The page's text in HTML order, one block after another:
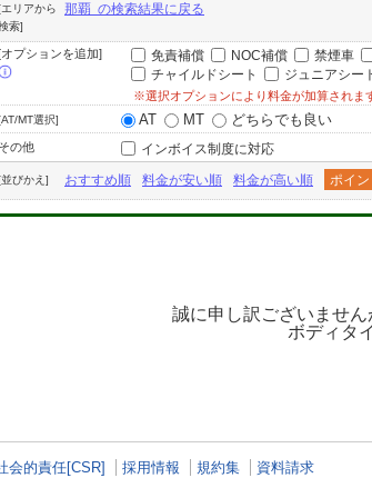
リアから
索]
那覇 の検索結果に戻る
プションを追加] 免責補償 NOC補償 禁煙車
チャイルドシート
ジュニアシー
※選択オプションにより料金が加算されま
MT選択] AT MT どちらでも良い
その他 インボイス制度に対応
びかえ] おすすめ順 料金が安い順 料金が高い順 ポイ
誠に申し訳ございませ
ボディタ
会的責任[CSR] 採用情報 規約集
資料請求